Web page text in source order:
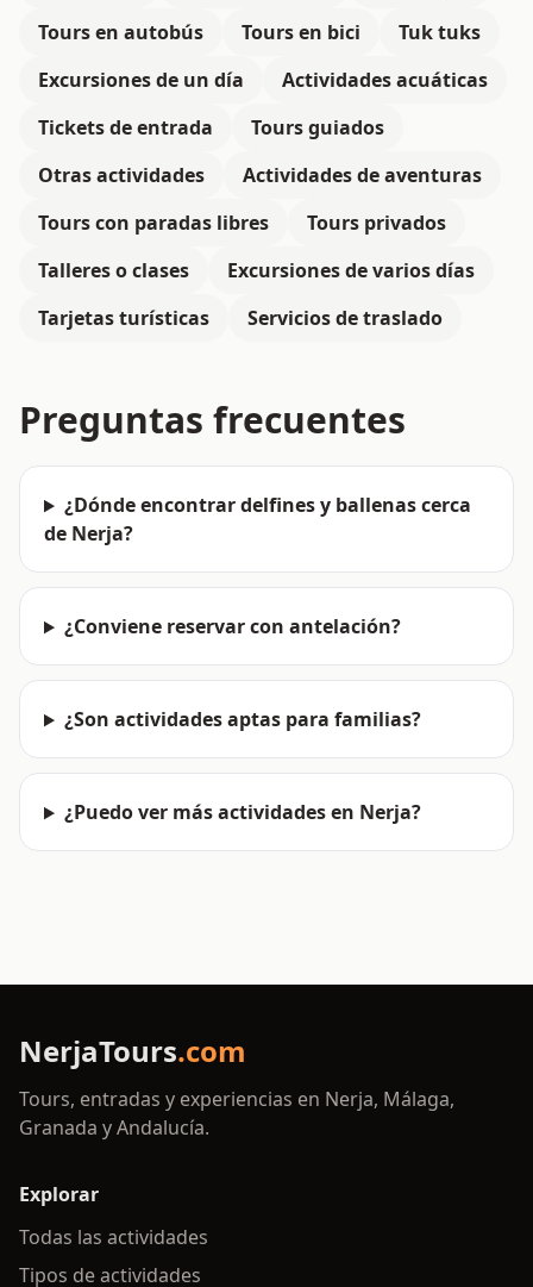
Tours en autobús
Tours en bici
Tuk tuks
Excursiones de un día
Actividades acuáticas
Tickets de entrada
Tours guiados
Otras actividades
Actividades de aventuras
Tours con paradas libres
Tours privados
Talleres o clases
Excursiones de varios días
Tarjetas turísticas
Servicios de traslado
Preguntas frecuentes
¿Dónde encontrar delfines y ballenas cerca
de Nerja?
¿Conviene reservar con antelación?
¿Son actividades aptas para familias?
¿Puedo ver más actividades en Nerja?
NerjaTours.com
Tours, entradas y experiencias en Nerja, Málaga,
Granada y Andalucía.
Explorar
Todas las actividades
Tipos de actividades